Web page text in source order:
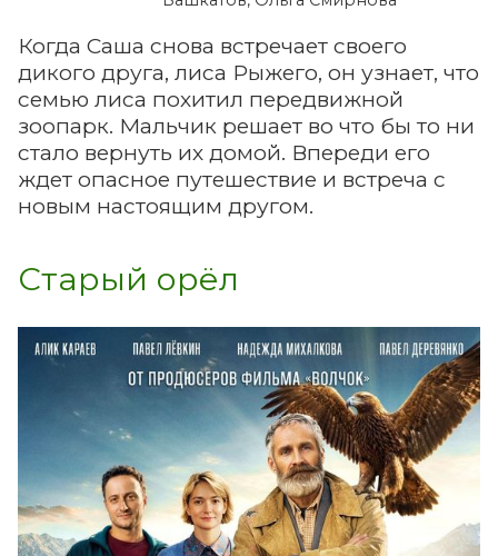
Когда Саша снова встречает своего
дикого друга, лиса Рыжего, он узнает, что
семью лиса похитил передвижной
зоопарк. Мальчик решает во что бы то ни
стало вернуть их домой. Впереди его
ждет опасное путешествие и встреча с
новым настоящим другом.
Старый орёл